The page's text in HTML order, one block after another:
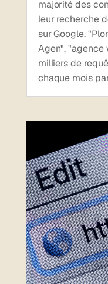
majorité des
leur recherche
sur Google.
Agen", "agence
milliers de
chaque mois